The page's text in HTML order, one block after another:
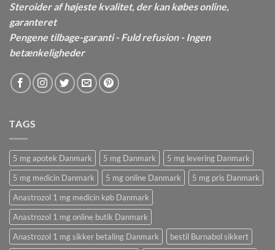
Steroider af højeste kvalitet, der kan købes online,
garanteret
Pengene tilbage-garanti - Fuld refusion - Ingen
betænkeligheder
TAGS
5 mg apotek Danmark 5 mg Danmark
5 mg levering Danmark
5 mg medicin Danmark
5 mg online Danmark
5 mg pris Danmark
Anastrozol 1 mg medicin køb Danmark
Anastrozol 1 mg online butik Danmark
Anastrozol 1 mg sikker betaling Danmark
bestil Burnabol sikkert